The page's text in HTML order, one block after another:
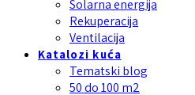
Solarna energija
Rekuperacija
Ventilacija
Katalozi kuća
Tematski blog
50 do 100 m2